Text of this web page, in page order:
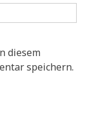
diesem
speichern.